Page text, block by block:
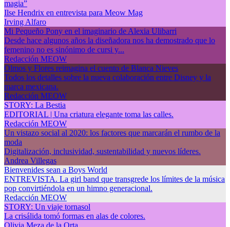
magia”
Ilse Hendrix en entrevista para Meow Mag
Irving Alfaro
Mi Pequeño Pony en el imaginario de Alexia Ulibarri
Desde hace algunos años la diseñadora nos ha demostrado que lo
femenino no es sinónimo de cursi y...
Redacción MEOW
Olmos y Flores reimagina el cuento de Blanca Nieves
Todos los detalles sobre la nueva colaboración entre Disney y la
marca mexicana.
Redacción MEOW
STORY: La Bestia
EDITORIAL | Una criatura elegante toma las calles.
Redacción MEOW
Un vistazo social al 2020: los factores que marcarán el rumbo de la
moda
Digitalización, inclusividad, sustentabilidad y nuevos líderes.
Andrea Villegas
Bienvenides sean a Boys World
ENTREVISTA. La girl band que transgrede los límites de la música
pop convirtiéndola en un himno generacional.
Redacción MEOW
STORY: Un viaje tornasol
La crisálida tomó formas en alas de colores.